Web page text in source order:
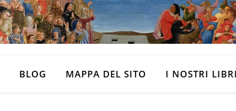
BLOG MAPPA DEL SITO I NOSTRI LIBRI